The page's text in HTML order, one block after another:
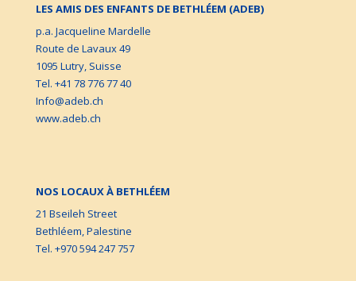
LES AMIS DES ENFANTS DE BETHLÉEM (ADEB)
p.a. Jacqueline Mardelle
Route de Lavaux 49
1095 Lutry, Suisse
Tel. +41 78 776 77 40
Info@adeb.ch
www.adeb.ch
NOS LOCAUX À BETHLÉEM
21 Bseileh Street
Bethléem, Palestine
Tel. +970 594 247 757